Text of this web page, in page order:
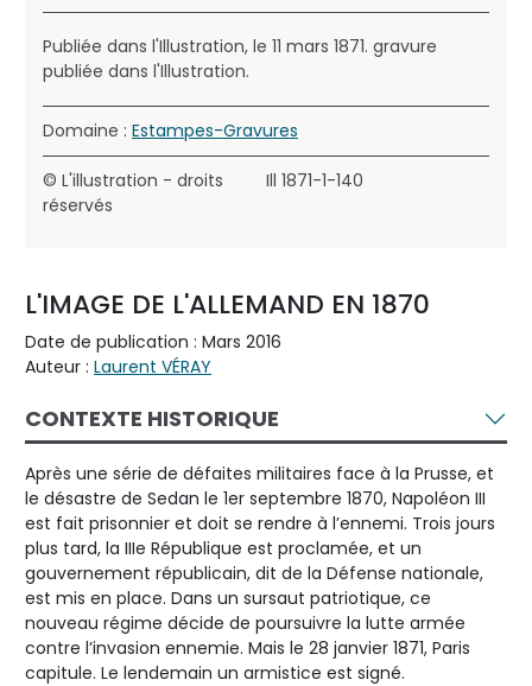
Publiée dans l'Illustration, le 11 mars 1871. gravure
publiée dans l'Illustration.
Domaine : Estampes-Gravures
© L'illustration - droits
réservés
Ill 1871-1-140
L'IMAGE DE L'ALLEMAND EN 1870
Date de publication : Mars 2016
Auteur : Laurent VÉRAY
CONTEXTE HISTORIQUE
Après une série de défaites militaires face à la Prusse, et
le désastre de Sedan le 1er septembre 1870, Napoléon III
est fait prisonnier et doit se rendre à l’ennemi. Trois jours
plus tard, la IIIe République est proclamée, et un
gouvernement républicain, dit de la Défense nationale,
est mis en place. Dans un sursaut patriotique, ce
nouveau régime décide de poursuivre la lutte armée
contre l’invasion ennemie. Mais le 28 janvier 1871, Paris
capitule. Le lendemain un armistice est signé.